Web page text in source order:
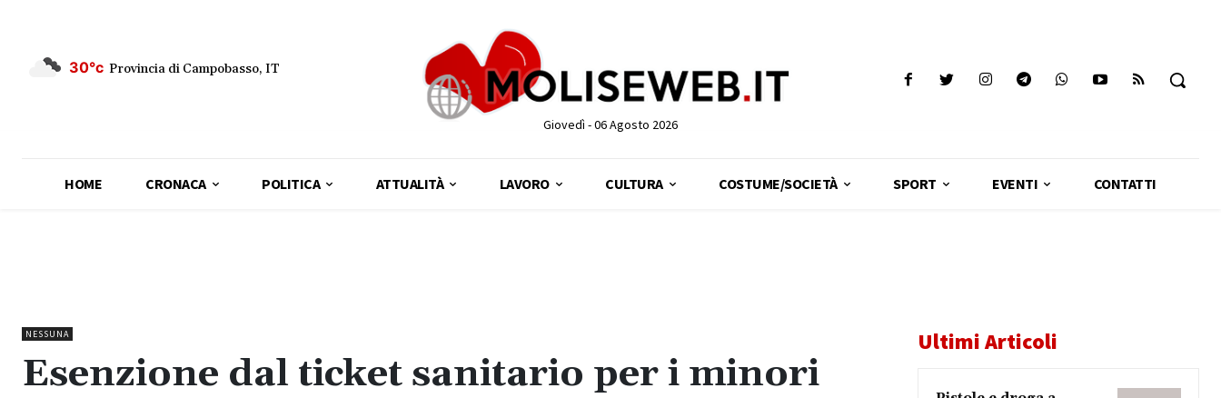
30°c Provincia di Campobasso, IT
Giovedì - 06 Agosto 2026
HOME CRONACA POLITICA ATTUALITÀ LAVORO CULTURA COSTUME/SOCIETÀ SPORT EVENTI CONTATTI
NESSUNA
Esenzione dal ticket sanitario per i minori
Ultimi Articoli